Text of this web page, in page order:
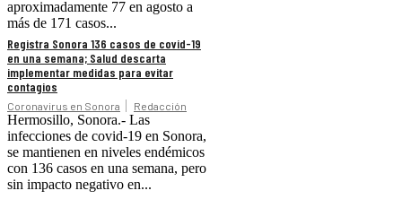
aproximadamente 77 en agosto a
más de 171 casos...
Registra Sonora 136 casos de covid-19
en una semana; Salud descarta
implementar medidas para evitar
contagios
Coronavirus en Sonora Redacción
Hermosillo, Sonora.- Las
infecciones de covid-19 en Sonora,
se mantienen en niveles endémicos
con 136 casos en una semana, pero
sin impacto negativo en...